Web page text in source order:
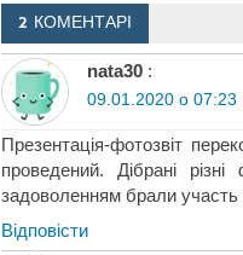
2 КОМЕНТАРІ
nata30 :
09.01.2020 о 07:23
Презентація-фотозвіт
проведений. Дібрані
задоволенням брали участь
Відповіcти